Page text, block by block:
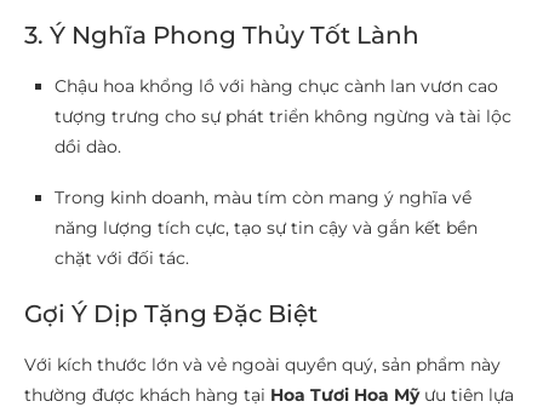
3. Ý Nghĩa Phong Thủy Tốt Lành
Chậu hoa khổng lồ với hàng chục cành lan vươn cao
tượng trưng cho sự phát triển không ngừng và tài lộc
dồi dào.
Trong kinh doanh, màu tím còn mang ý nghĩa về
năng lượng tích cực, tạo sự tin cậy và gắn kết bền
chặt với đối tác.
Gợi Ý Dịp Tặng Đặc Biệt
Với kích thước lớn và vẻ ngoài quyền quý, sản phẩm này
thường được khách hàng tại Hoa Tươi Hoa Mỹưu tiên lựa